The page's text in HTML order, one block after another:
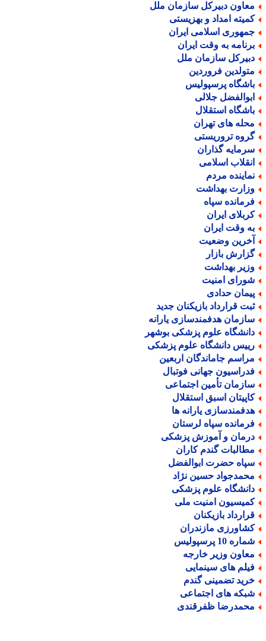
دبیرکل سازمان ملل
امداد و بهزیستی
اسلامی ایران
به وقت ایران
سازمان ملل
فروردین
پرسپولیس
جلالی
استقلال
های تهران
تروریستی
گذاران
اسلامی
مردم
بهداشت
سپاه
ایران
وقت ایران
وضعیت
بازار
بهداشت
امنیت
حدادی
قرارداد بازیکنان جدید
هدفمندسازی یارانه
علوم پزشکی بوشهر
دانشگاه علوم پزشکی
جاماندگان اربعین
جهانی فوتبال
تأمین اجتماعی
اسبق استقلال
یارانه ها
سپاه لرستان
و آموزش پزشکی
گندم کاران
حضرت ابوالفضل
حسین نژاد
علوم پزشکی
امنیت ملی
بازیکنان
مازندران
10 پرسپولیس
وزیر خارجه
های سینمایی
تضمینی گندم
های اجتماعی
ظفرقندی